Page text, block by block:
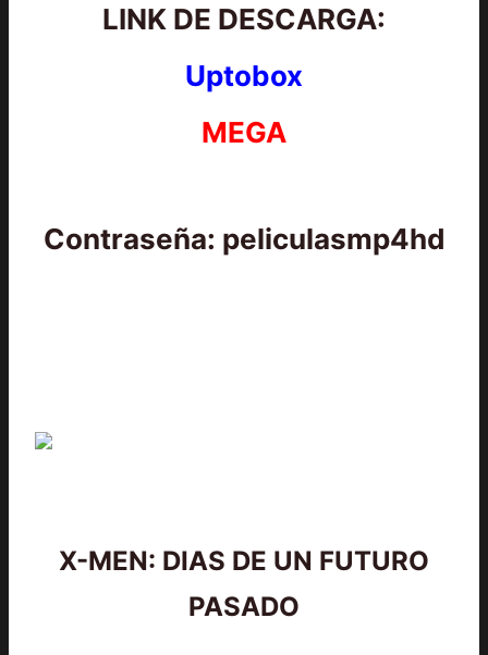
LINK DE DESCARGA:
Uptobox
MEGA
Contraseña: peliculasmp4hd
X-MEN: DIAS DE UN FUTURO
PASADO